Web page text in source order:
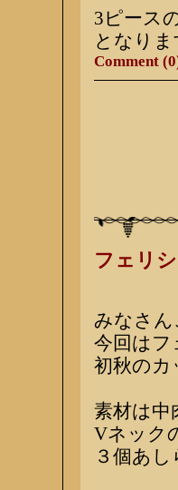
3ピース
となり
Comment
フェリ
みなさ
今回は
初秋のカ
素材は中
Vネック
３個あ